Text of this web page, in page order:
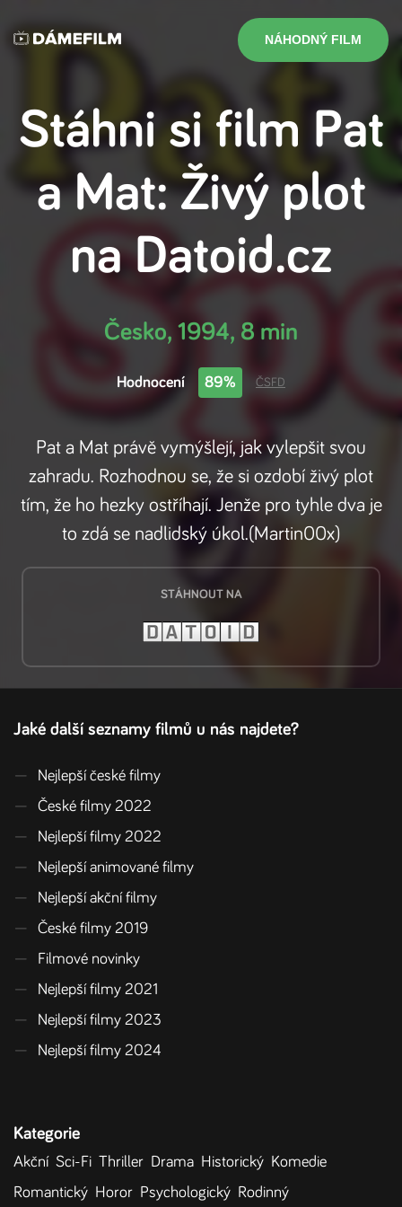
NÁHODNÝ FILM
Stáhni si film Pat
a Mat: Živý plot
naDatoid.cz
Česko, 1994, 8 min
Hodnocení 89% ČSFD
Pat a Mat právě vymýšlejí, jak vylepšit svou
zahradu. Rozhodnou se, že si ozdobí živý plot
tím, že ho hezky ostříhají. Jenže pro tyhle dva je
to zdá se nadlidský úkol.(Martin00x)
STÁHNOUT NA
Jaké další seznamy filmů u nás najdete?
—
Nejlepší české filmy
—
České filmy 2022
—
Nejlepší filmy 2022
—
Nejlepší animované filmy
—
Nejlepší akční filmy
—
České filmy 2019
—
Filmové novinky
—
Nejlepší filmy 2021
—
Nejlepší filmy 2023
—
Nejlepší filmy 2024
Kategorie
Akční Sci-Fi Thriller Drama Historický Komedie
Romantický Horor Psychologický Rodinný